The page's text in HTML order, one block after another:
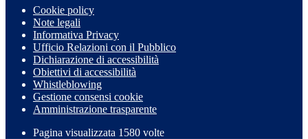
Cookie policy
Note legali
Informativa Privacy
Ufficio Relazioni con il Pubblico
Dichiarazione di accessibilità
Obiettivi di accessibilità
Whistleblowing
Gestione consensi cookie
Amministrazione trasparente
Pagina visualizzata 1580 volte